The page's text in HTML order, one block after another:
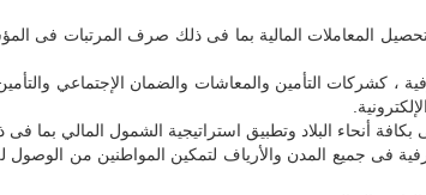
المعاملات المالية بما فى ذلك صرف المرتبات فى
، كشركات التأمين والمعاشات والضمان الإجتماعي
أنحاء البلاد وتطبيق استراتيجية الشمول المالي بما فى
فى جميع المدن والأرياف لتمكين المواطنين من الوصول